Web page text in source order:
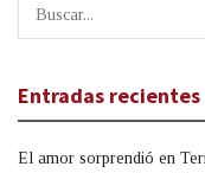
Entradas recientes
El amor sorprendió en